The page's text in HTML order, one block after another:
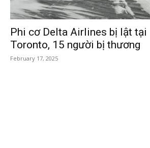
Phi cơ Delta Airlines bị lật tại
Toronto, 15 người bị thương
February 17, 2025